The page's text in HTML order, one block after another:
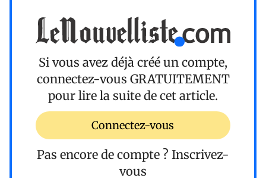
Si vous avez déjà créé un compte,
connectez-vous GRATUITEMENT
pour lire la suite de cet article.
Connectez-vous
Pas encore de compte ? Inscrivez-
vous